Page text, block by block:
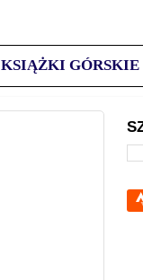
KSIĄŻKI GÓRSKIE